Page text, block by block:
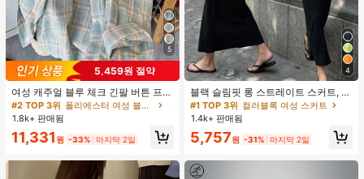
5
5,459원 절약
여성 캐주얼 블루 체크 긴팔 버튼 프론
트 폴리에스터 셔츠, 레귤러 핏, 봄 의
류, 편안한 스타일
#2 TOP 3위
폴리에스터 여성 블라우스
1.8k+ 판매됨
11,331 원 -33% 마지막 2일
4
블랙 슬림핏 롱 스트레이트 스커트, 여
성 패션 폴리에스터 캐주얼 파티 스커
트, 다용도 및 귀여운, 일상 착용에 적
합, 여름 휴가. 해변, 음악 축제 및 여름
휴가에 완벽, 90년대
#1 TOP 3위 컬러블록 여성 스커트
1.4k+ 판매됨
5,757원 -31% 마지막 2일